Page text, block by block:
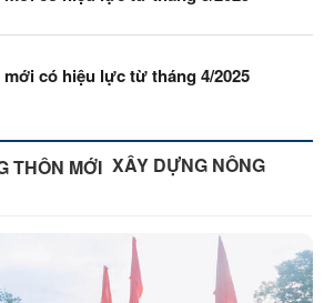
có hiệu lực từ tháng 4/2025
XÂY DỰNG NÔNG